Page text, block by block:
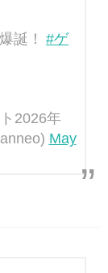
誕！ #ゲ
2026年
May